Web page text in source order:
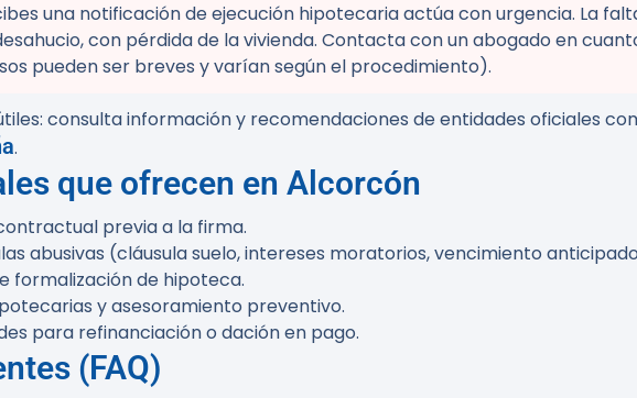
una notificación de ejecución hipotecaria actúa con urgencia. La
con pérdida de la vivienda. Contacta con un abogado en
pueden ser breves y varían según el procedimiento).
consulta información y recomendaciones de entidades oficiales
.
que ofrecen en Alcorcón
previa a la firma.
abusivas (cláusula suelo, intereses moratorios, vencimiento
formalización de hipoteca.
y asesoramiento preventivo.
para refinanciación o dación en pago.
(FAQ)